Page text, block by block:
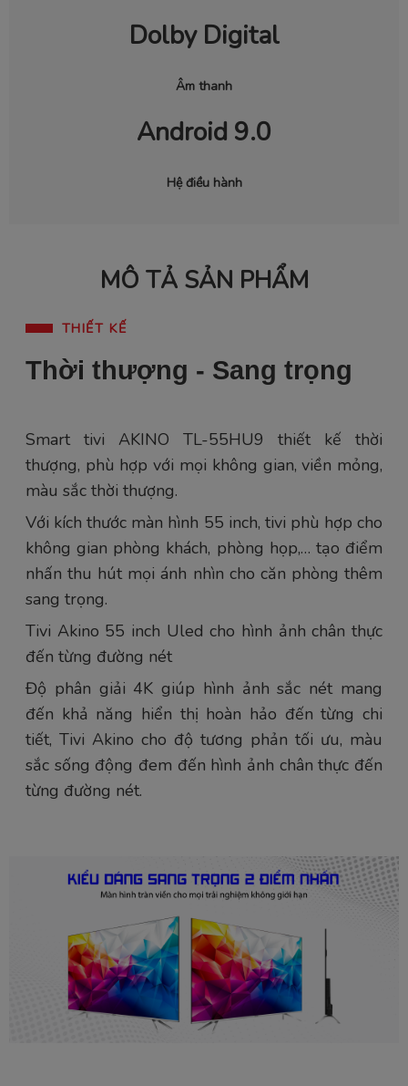
Dolby Digital
Âm thanh
Android 9.0
Hệ điều hành
MÔ TẢ SẢN PHẨM
THIẾT KẾ
Thời thượng - Sang trọng
Smart tivi AKINO TL-55HU9 thiết kế thời
thượng, phù hợp với mọi không gian, viền mỏng,
màu sắc thời thượng.
Với kích thước màn hình 55 inch, tivi phù hợp cho
không gian phòng khách, phòng họp,… tạo điểm
nhấn thu hút mọi ánh nhìn cho căn phòng thêm
sang trọng.
Tivi Akino 55 inch Uled cho hình ảnh chân thực
đến từng đường nét
Độ phân giải 4K giúp hình ảnh sắc nét mang
đến khả năng hiển thị hoàn hảo đến từng chi
tiết, Tivi Akino cho độ tương phản tối ưu, màu
sắc sống động đem đến hình ảnh chân thực đến
từng đường nét.